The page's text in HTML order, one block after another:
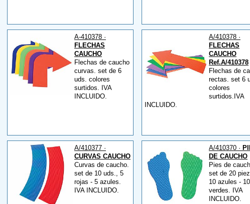
A-410378 ·
FLECHAS
CAUCHO
Flechas de caucho
curvas. set de 6
uds. colores
surtidos. IVA
INCLUIDO.
A/410378 ·
FLECHAS
CAUCHO
Ref.A/410378
Flechas de
rectas. set 6
colores
surtidos.IVA
INCLUIDO.
A/410377 ·
CURVAS CAUCHO
Curvas de caucho.
set de 10 uds., 5
rojas - 5 azules.
IVA INCLUIDO.
A/410370 ·
DE CAUCHO
Pies de
set de 20
10 azules - 10
verdes. IVA
INCLUIDO.